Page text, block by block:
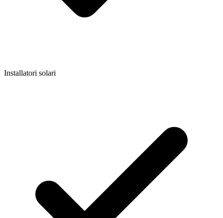
Installatori solari